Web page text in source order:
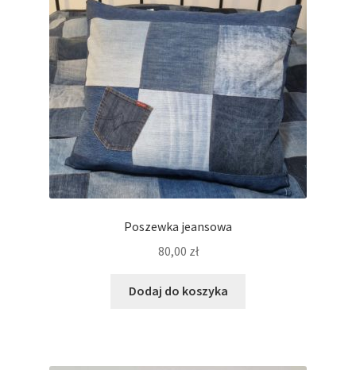
Poszewka jeansowa
80,00 zł
Dodaj do koszyka